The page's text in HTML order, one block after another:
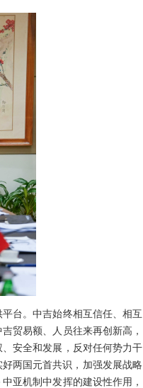
台。中吉始终相互信任、相互
贸易额、人员往来再创新高，
安全和发展，反对任何势力干
两国元首共识，加强发展战略
亚机制中发挥的建设性作用，